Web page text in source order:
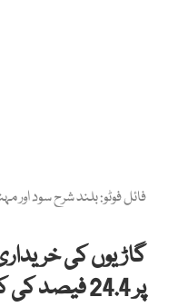
فائل فوٹو: بلند شرح سود
گاڑیوں کی
پر 24.4 فیصد کی کمی ریکارڈکی گئی ہے ۔